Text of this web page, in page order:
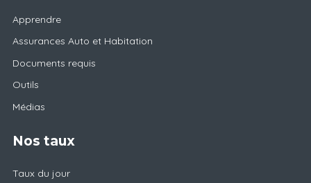
Apprendre
Assurances Auto et Habitation
Documents requis
Outils
Médias
Nos taux
Taux du jour